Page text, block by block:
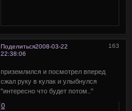
Поделиться 163
2008-03-22
22:38:06
приземлился и посмотрел вперед
сжал руку в кулак и улыбнулся
"интересно что будет потом.."
0